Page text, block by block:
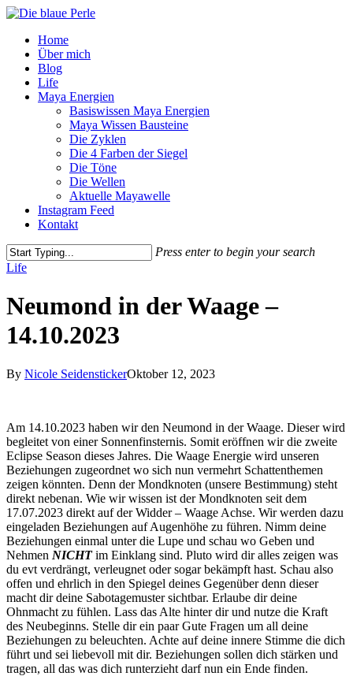
Skip
main
content
Menu
Home
Über mich
Blog
Life
Maya Energien
Basiswissen Maya Energien
Maya Wissen Bausteine
Die Zyklen
Die 4 Farben der Siegel
Die Töne
Die Wellen
Aktuelle Mayawelle
Instagram Feed
Kontakt
Press enter to begin your search
Close
Life
Neumond in der Waage –
14.10.2023
By Nicole SeidenstickerOktober 12, 2023
Am 14.10.2023 haben wir den Neumond in der Waage. Dieser wird
begleitet von einer Sonnenfinsternis. Somit eröffnen wir die zweite
Eclipse Season dieses Jahres. Die Waage Energie wird unseren
Beziehungen zugeordnet wo sich nun vermehrt Schattenthemen
zeigen könnten. Denn der Mondknoten (unsere Bestimmung) steht
direkt nebenan. Wie wir wissen ist der Mondknoten seit dem
17.07.2023 direkt auf der Widder – Waage Achse. Wir werden dazu
eingeladen Beziehungen auf Augenhöhe zu führen. Nimm deine
Beziehungen einmal unter die Lupe und schau wo Geben und
Nehmen NICHTim Einklang sind. Pluto wird dir alles zeigen was
du evt verdrängt, verleugnet oder sogar bekämpft hast. Schau also
offen und ehrlich in den Spiegel deines Gegenüber denn dieser
macht dir deine Sabotagemuster sichtbar. Erlaube dir deine
Ohnmacht zu fühlen. Lass das Alte hinter dir und nutze die Kraft
des Neubeginns. Stelle dir ein paar Gute Fragen um all deine
Beziehungen zu beleuchten. Achte auf deine innere Stimme die dich
führt und sei liebevoll mit dir. Beziehungen sollen dich stärken und
tragen, all das was dich runterzieht darf nun ein Ende finden.